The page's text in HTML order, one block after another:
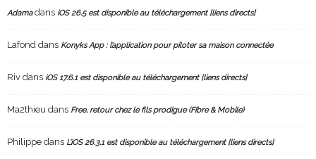
Adamadans iOS 26.5 est disponible au téléchargement [liens directs]
Lafond dans Konyks App : l’application pour piloter sa maison connectée
Riv dans iOS 17.6.1 est disponible au téléchargement [liens directs]
Ma2thieu dans Free, retour chez le fils prodigue (Fibre & Mobile)
Philippe dans L’iOS 26.3.1 est disponible au téléchargement [liens directs]